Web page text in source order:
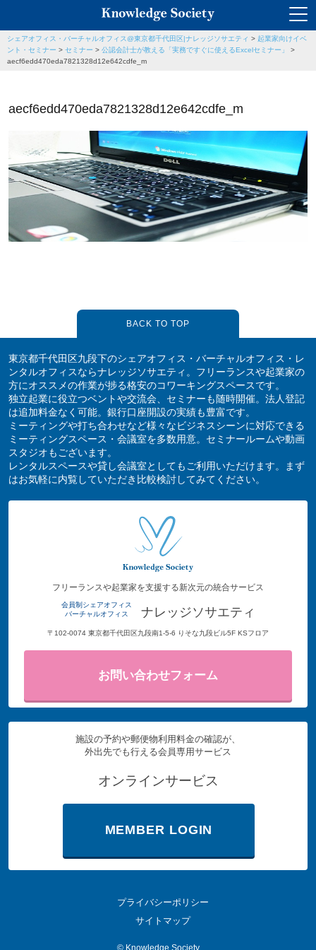
シェアオフィス・バーチャルオフィス@東京都千代田区|ナレッジソサエティ > 起業家向けイベ
ント・セミナー > セミナー > 公認会計士が教える「実務ですぐに使えるExcelセミナー」
>
aecf6edd470eda7821328d12e642cdfe_m
aecf6edd470eda7821328d12e642cdfe_m
BACK TO TOP
東京都千代田区九段下のシェアオフィス・バーチャルオフィス・レ
ンタルオフィスならナレッジソサエティ。フリーランスや起業家の
方にオススメの作業が捗る格安のコワーキングスペースです。
独立起業に役立つベントや交流会、セミナーも随時開催。法人登記
は追加料金なく可能。銀行口座開設の実績も豊富です。
ミーティングや打ち合わせなど様々なビジネスシーンに対応できる
ミーティングスペース・会議室を多数用意。セミナールームや動画
スタジオもございます。
レンタルスペースや貸し会議室としてもご利用いただけます。まず
はお気軽に内覧していただき比較検討してみてください。
フリーランスや起業家を支援する新次元の統合サービス
会員制シェアオフィス
バーチャルオフィス
ナレッジソサエティ
〒102-0074 東京都千代田区九段南1-5-6 りそな九段ビル5F KSフロア
お問い合わせフォーム
施設の予約や郵便物利用料金の確認が、
外出先でも行える会員専用サービス
オンラインサービス
MEMBER LOGIN
プライバシーポリシー
サイトマップ
© Knowledge Society